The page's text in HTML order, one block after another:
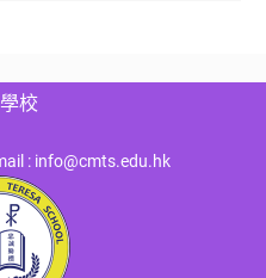
校
: info@cmts.edu.hk